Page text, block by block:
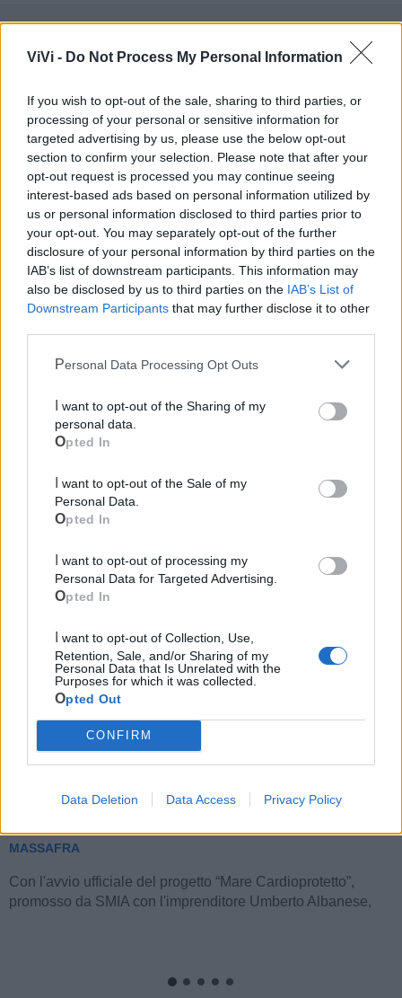
ViVi - Do Not Process My Personal Information
If you wish to opt-out of the sale, sharing to third parties, or
processing of your personal or sensitive information for
targeted advertising by us, please use the below opt-out
section to confirm your selection. Please note that after your
opt-out request is processed you may continue seeing
interest-based ads based on personal information utilized by
us or personal information disclosed to third parties prior to
your opt-out. You may separately opt-out of the further
disclosure of your personal information by third parties on the
IAB’s list of downstream participants. This information may
also be disclosed by us to third parties on the IAB’s List of
Downstream Participants that may further disclose it to other
Personal Data Processing Opt Outs
personal data.
Opted In
Personal Data.
Opted In
Personal Data for Targeted Advertising.
Opted In
Retention, Sale, and/or Sharing of my
Personal Data that Is Unrelated with the
Purposes for which it was collected.
Opted Out
CONFIRM
Data Deletion Data Access Privacy Policy
Cia Agricoltori Italiani | Puglia - Area Due
Mari
Due Mari
Le ultime notizie di Massafra
Cardioprotetto"
MASSAFRA
Con l'avvio ufficiale del progetto “Mare Cardioprotetto”,
promosso da SMIA con l'imprenditore Umberto Albanese,